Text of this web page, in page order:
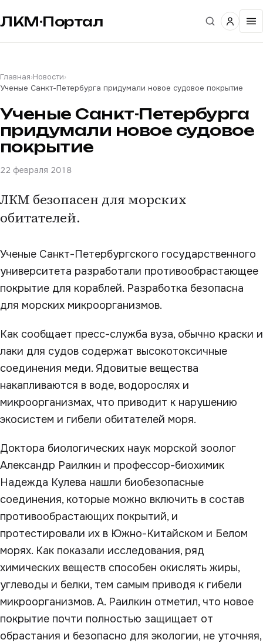
ЛКМ·Портал
Главная›Новости›
Ученые Санкт-Петербурга придумали новое судовое покрытие
Ученые Санкт-Петербурга
придумали новое судовое
покрытие
22 февраля 2018
ЛКМ безопасен для морских
обитателей.
Ученые Санкт-Петербургского государственного
университета разработали противообрастающее
покрытие для кораблей. Разработка безопасна
для морских микроорганизмов.
Как сообщает пресс-служба вуза, обычно краски и
лаки для судов содержат высокотоксичные
соединения меди. Ядовитые вещества
накапливаются в воде, водорослях и
микроорганизмах, что приводит к нарушению
экосистем и гибели обитателей моря.
Доктора биологических наук морской зоолог
Александр Раилкин и профессор-биохимик
Надежда Кулева нашли биобезопасные
соединения, которые можно включить в состав
противообрастающих покрытий, и
протестировали их в Южно-Китайском и Белом
морях. Как показали исследования, ряд
химических веществ способен окислять жиры,
углеводы и белки, тем самым приводя к гибели
микроорганизмов. А. Раилкин отметил, что новое
покрытие почти полностью защищает от
обрастания и безопасно для экологии, не уточняя,